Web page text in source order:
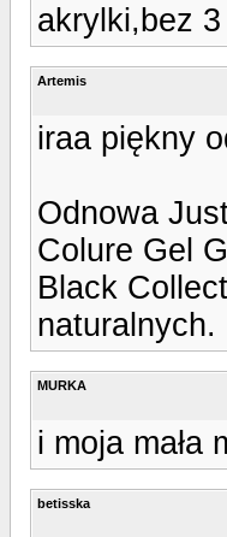
akrylki,bez
Artemis
iraa piękny
Odnowa
Colure Gel
Black
MURKA
i moja mała
betisska